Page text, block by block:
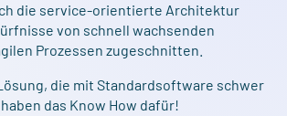
die service-orientierte Architektur
von schnell wachsenden
Prozessen zugeschnitten.
die mit Standardsoftware schwer
das Know How dafür!